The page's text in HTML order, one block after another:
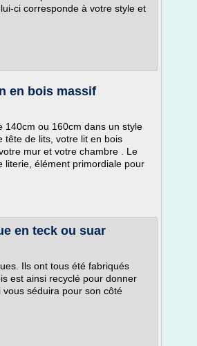
ci corresponde à votre style et
en bois massif
140cm ou 160cm dans un style
tête de lits, votre lit en bois
mur et votre chambre . Le
literie, élément primordiale pour
en teck ou suar
Ils ont tous été fabriqués
est ainsi recyclé pour donner
séduira pour son côté